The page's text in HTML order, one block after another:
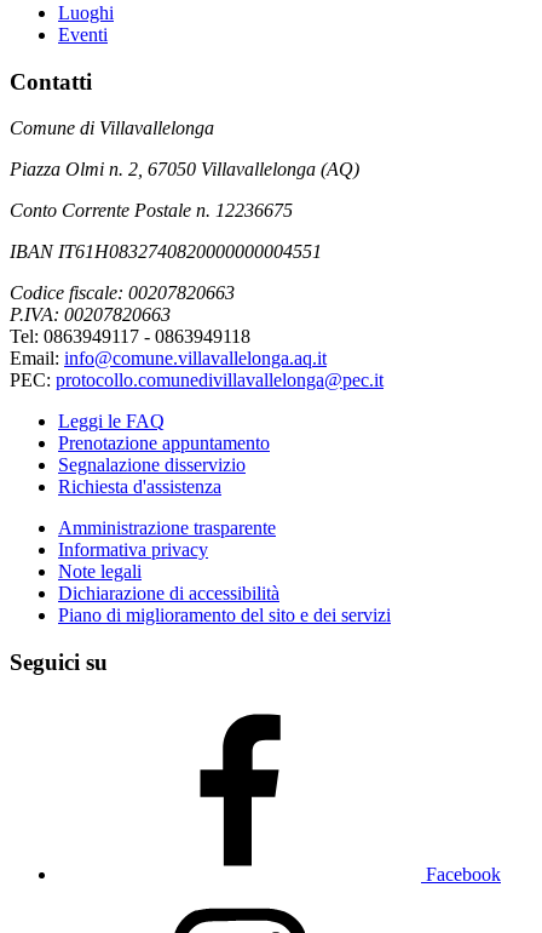
Luoghi
Eventi
Contatti
Comune di Villavallelonga
Piazza Olmi n. 2, 67050 Villavallelonga (AQ)
Conto Corrente Postale n. 12236675
IBAN IT61H0832740820000000004551
Codice fiscale: 00207820663
P.IVA: 00207820663
Tel: 0863949117 - 0863949118
Email: info@comune.villavallelonga.aq.it
PEC: protocollo.comunedivillavallelonga@pec.it
Leggi le FAQ
Prenotazione appuntamento
Segnalazione disservizio
Richiesta d'assistenza
Amministrazione trasparente
Informativa privacy
Note legali
Dichiarazione di accessibilità
Piano di miglioramento del sito e dei servizi
Seguici su
Facebook